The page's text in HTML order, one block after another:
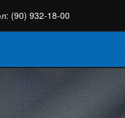
(90) 932-18-00